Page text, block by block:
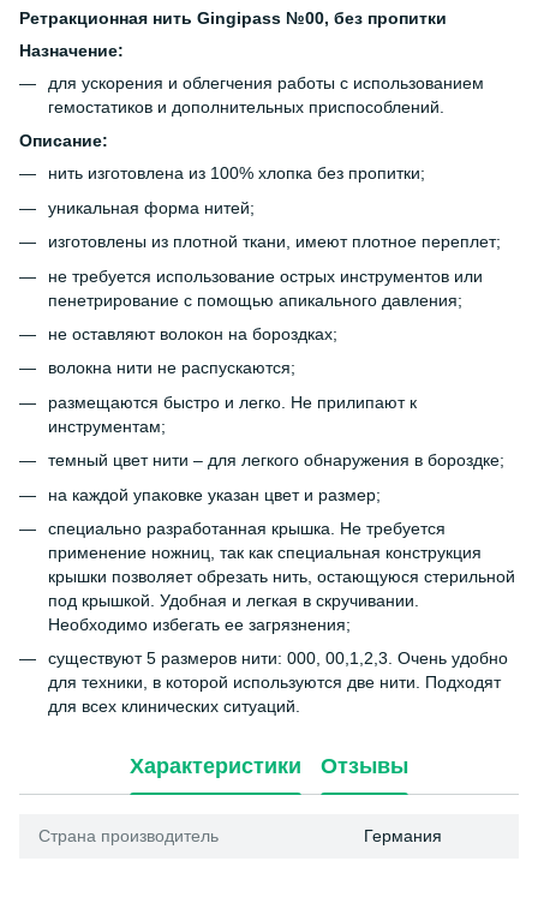
Ретракционная нить Gingipass №00, без пропитки
Назначение:
для ускорения и облегчения работы с использованием
гемостатиков и дополнительных приспособлений.
Описание:
нить изготовлена из 100% хлопка без пропитки;
уникальная форма нитей;
изготовлены из плотной ткани, имеют плотное переплет;
не требуется использование острых инструментов или
пенетрирование с помощью апикального давления;
не оставляют волокон на бороздках;
волокна нити не распускаются;
размещаются быстро и легко. Не прилипают к
инструментам;
темный цвет нити – для легкого обнаружения в бороздке;
на каждой упаковке указан цвет и размер;
специально разработанная крышка. Не требуется
применение ножниц, так как специальная конструкция
крышки позволяет обрезать нить, остающуюся стерильной
под крышкой. Удобная и легкая в скручивании.
Необходимо избегать ее загрязнения;
существуют 5 размеров нити: 000, 00,1,2,3. Очень удобно
для техники, в которой используются две нити. Подходят
для всех клинических ситуаций.
Характеристики Отзывы
Страна производитель Германия